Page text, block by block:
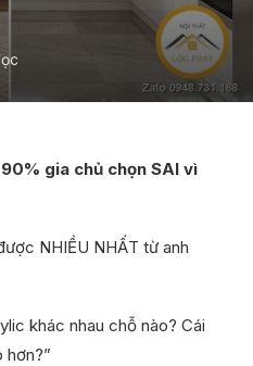
gia chủ chọn SAI vì
NHIỀU NHẤT từ anh
khác nhau chỗ nào? Cái
hơn?”